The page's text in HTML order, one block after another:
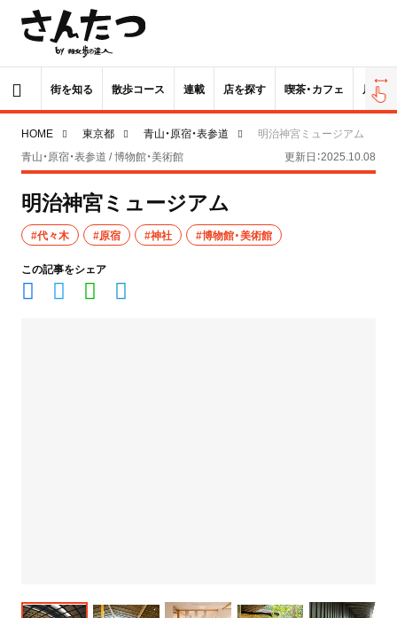
街を知る 散歩コース 連載 店を探す 喫茶・カフェ 居酒屋
HOME 東京都 青山・原宿・表参道
明治神宮ミュージアム
青山・原宿・表参道 / 博物館・美術館
更新日：2025.10.08
明治神宮ミュージアム
#代々木 #原宿 #神社 #博物館・美術館
この記事をシェア